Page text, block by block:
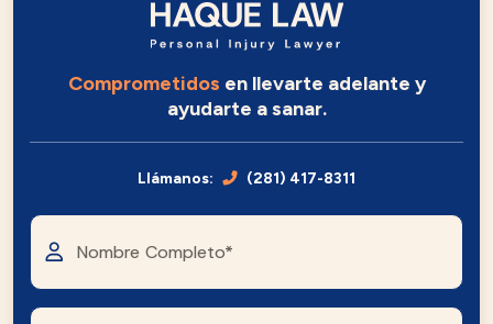
Comprometidos en llevarte adelante y
ayudarte a sanar.
Llámanos: (281) 417-8311